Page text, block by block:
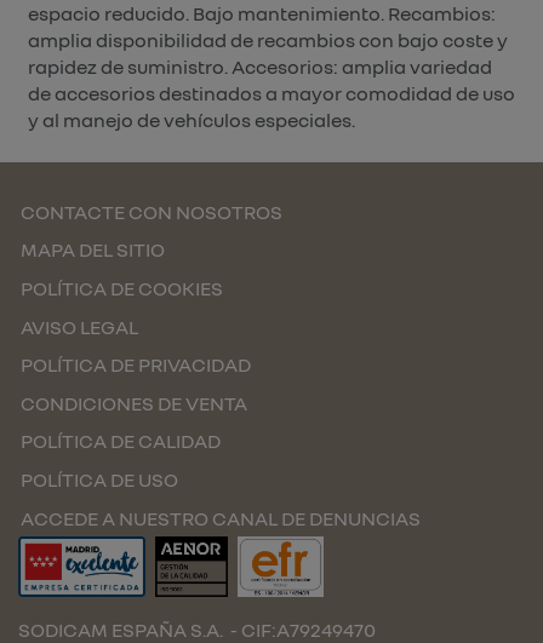
espacio reducido. Bajo mantenimiento. Recambios:
amplia disponibilidad de recambios con bajo coste y
rapidez de suministro. Accesorios: amplia variedad
de accesorios destinados a mayor comodidad de uso
y al manejo de vehículos especiales.
CONTACTE CON NOSOTROS
MAPA DEL SITIO
POLÍTICA DE COOKIES
AVISO LEGAL
POLÍTICA DE PRIVACIDAD
CONDICIONES DE VENTA
POLÍTICA DE CALIDAD
POLÍTICA DE USO
ACCEDE A NUESTRO CANAL DE DENUNCIAS
SODICAM ESPAÑA S.A. - CIF:A79249470